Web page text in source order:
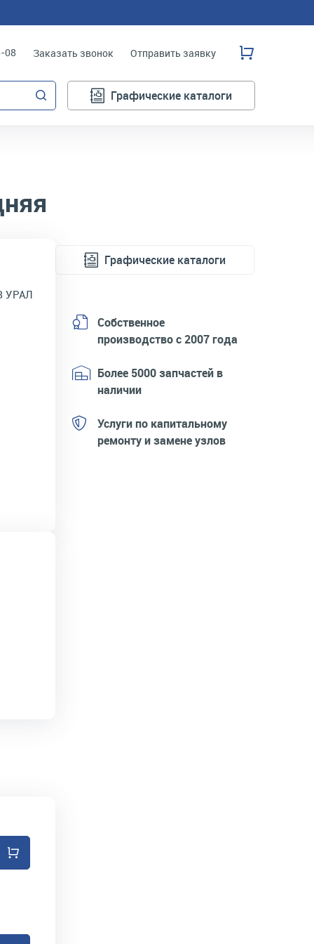
08 Заказать звонок Отправить заявку
Графические каталоги
УРАЛ
Графические каталоги
Собственное
производство с 2007 года
Более 5000 запчастей в
наличии
Услуги по капитальному
ремонту и замене узлов